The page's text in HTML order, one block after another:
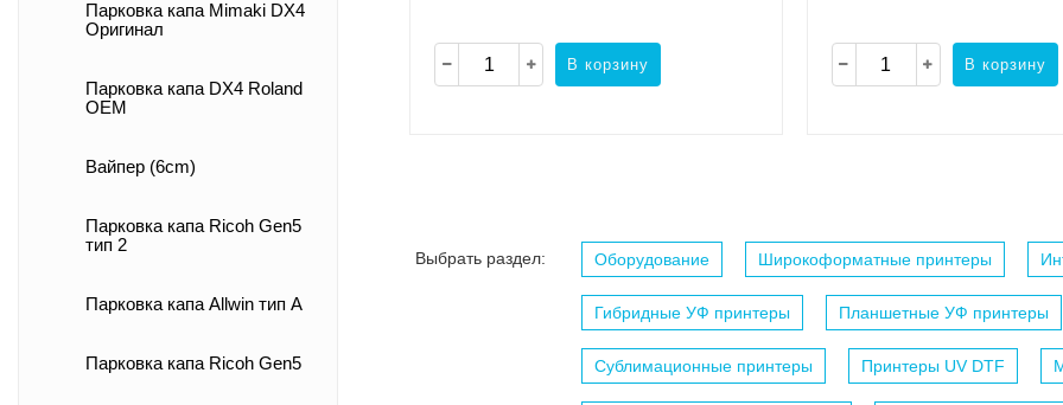
Парковка капа Mimaki DX4
Оригинал
Парковка капа DX4 Roland
ОEM
Вайпер (6cm)
Парковка капа Ricoh Gen5
тип 2
Парковка капа Allwin тип А
Парковка капа Ricoh Gen5
В корзину В корзину
Выбрать раздел: Оборудование Широкоформатные принтеры
Гибридные УФ принтеры Планшетные УФ принтеры
Сублимационные принтеры Принтеры UV DTF